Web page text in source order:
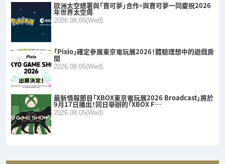
歐洲太空總署與「寶可夢」合作。與寶可夢一同慶祝2026
年世界太空周
2026.08.05(Wed)
「Pixio」確定參展東京電玩展2026！體驗理想中的遊戲房
間
2026.08.05(Wed)
最新情報節目「XBOX東京電玩展2026 Broadcast」將於
9月17日播出！同日舉辦的「XBOX F…
2026.08.05(Wed)